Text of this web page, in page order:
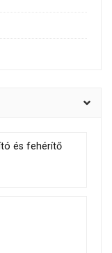
és fehérítő